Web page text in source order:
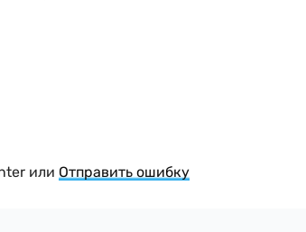
или Отправить ошибку